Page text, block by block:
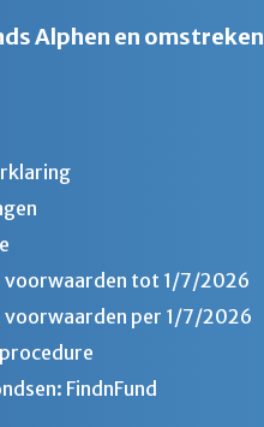
Alphen en omstreken
voorwaarden tot 1/7/2026
voorwaarden per 1/7/2026
FindnFund